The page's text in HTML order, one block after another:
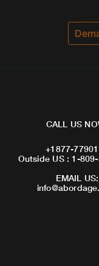
CALL US
+1877-
Outside US : 1-
EMAIL US: